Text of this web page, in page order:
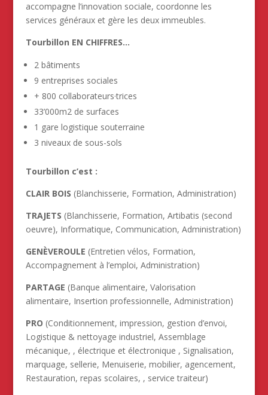
accompagne l’innovation sociale, coordonne les
services généraux et gère les deux immeubles.
Tourbillon EN CHIFFRES…
2 bâtiments
9 entreprises sociales
+ 800 collaborateurs·trices
33’000m2 de surfaces
1 gare logistique souterraine
3 niveaux de sous-sols
Tourbillon c’est :
CLAIR BOIS (Blanchisserie, Formation, Administration)
TRAJETS (Blanchisserie, Formation, Artibatis (second
oeuvre), Informatique, Communication, Administration)
GENÈVEROULE (Entretien vélos, Formation,
Accompagnement à l’emploi, Administration)
PARTAGE (Banque alimentaire, Valorisation
alimentaire, Insertion professionnelle, Administration)
PRO (Conditionnement, impression, gestion d’envoi,
Logistique & nettoyage industriel, Assemblage
mécanique, , électrique et électronique , Signalisation,
marquage, sellerie, Menuiserie, mobilier, agencement,
Restauration, repas scolaires, , service traiteur)